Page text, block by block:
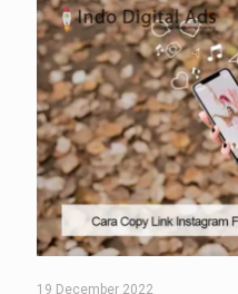
19 December 2022